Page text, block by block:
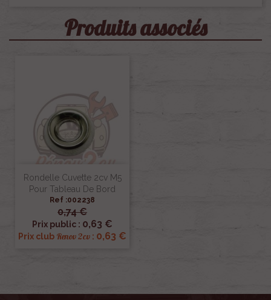
Produits associés
Rondelle Cuvette 2cv M5
Pour Tableau De Bord
Ref :002238
0,74 €
Prix public : 0,63 €
Prix club Renov 2cv : 0,63 €